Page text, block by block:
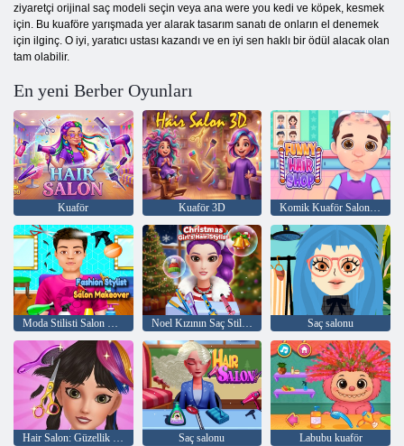
ziyaretçi orijinal saç modeli seçin veya ana were you kedi ve köpek, kesmek
için. Bu kuaföre yarışmada yer alarak tasarım sanatı de onların el denemek
için ilginç. O iyi, yaratıcı ustası kazandı ve en iyi sen haklı bir ödül alacak olan
tam olabilir.
En yeni Berber Oyunları
Kuaför Kuaför 3D Komik Kuaför Salonları
Noel Kızının Saç Stilisti Saç salonu
Hair Salon: Güzellik Salonu Saç salonu Labubu kuaför